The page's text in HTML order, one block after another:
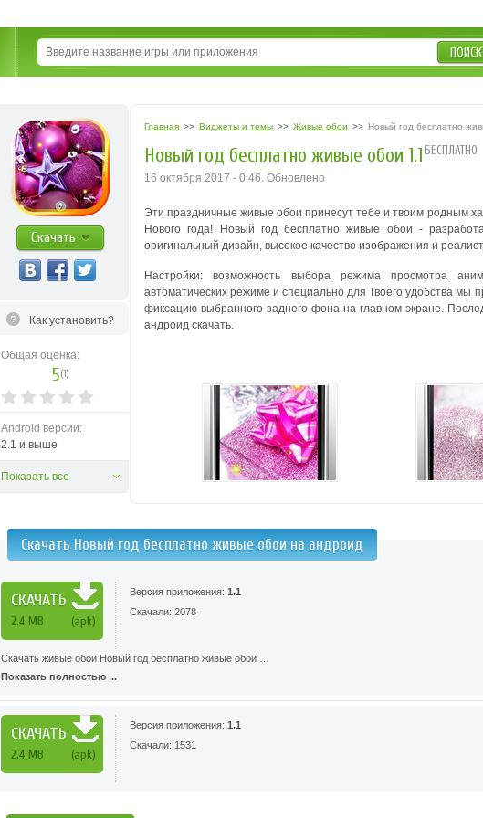
ПОИСК
Скачать
Как установить?
Общая оценка:
5(1)
Android версии:
2.1 и выше
Показать все
Главная >> Виджеты и темы >> Живые обои >> Новый год бесплатно
Новый год бесплатно живые обои 1.1 БЕСПЛАТНО
16 октября 2017 - 0:46. Обновлено
Эти праздничные живые обои принесут тебе и твоим родным
Нового года!
Новый год бесплатно живые обои -
оригинальный дизайн, высокое качество изображения и
Настройки: возможность выбора режима просмотра
автоматических режиме и специально для Твоего удобства
фиксацию выбранного заднего фона на главном экране.
андроид скачать.
Скачать Новый год бесплатно живые обои на андроид
СКАЧАТЬ
2.4 MB (apk)
Версия приложения: 1.1
Скачали: 2078
Скачать живые обои Новый год бесплатно живые обои …
Показать полностью ...
СКАЧАТЬ
2.4 MB (apk)
Версия приложения: 1.1
Скачали: 1531